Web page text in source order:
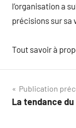
l’organisation a
précisions sur sa
Tout savoir à
de
Publication
La tendance